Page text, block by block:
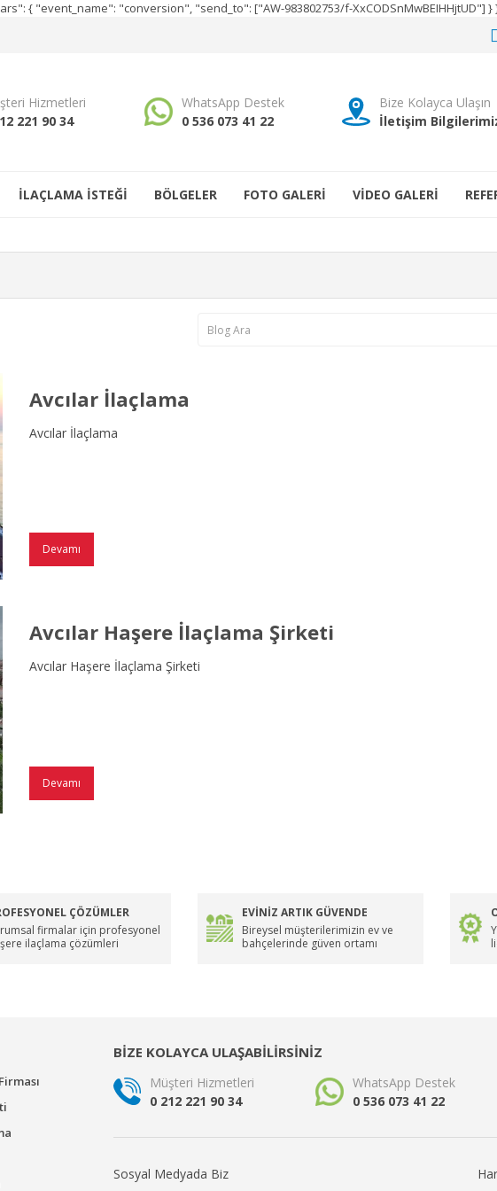
{ "event_name": "conversion", "send_to": ["AW-983802753/f-XxCODSnMwBEIHHjtUD"] }
Hizmetleri
221 90 34
WhatsApp Destek
0 536 073 41 22
Bize Kolayca Ulaşın
İletişim
İLAÇLAMA İSTEĞİ BÖLGELER FOTO GALERİ VİDEO GALERİ
Avcılar İlaçlama
Avcılar İlaçlama
Devamı
Avcılar Haşere İlaçlama Şirketi
Avcılar Haşere İlaçlama Şirketi
Devamı
ÇÖZÜMLER
firmalar için profesyonel
ilaçlama çözümleri
EVİNİZ ARTIK GÜVENDE
Bireysel müşterilerimizin ev ve
bahçelerinde güven ortamı
BİZE KOLAYCA ULAŞABİLİRSİNİZ
Müşteri Hizmetleri
0 212 221 90 34
WhatsApp Destek
0 536 073 41 22
Sosyal Medyada Biz